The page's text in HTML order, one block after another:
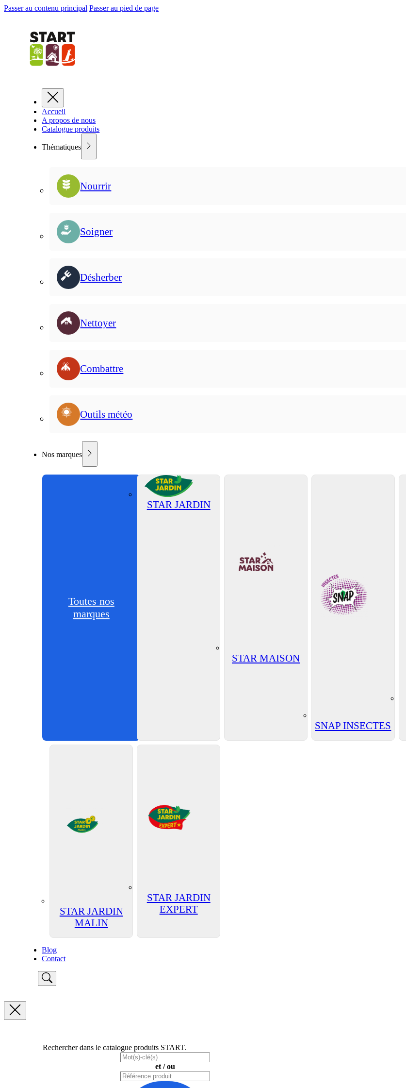
Passer au contenu principal Passer au pied de page
Accueil
A propos de nous
Catalogue produits
Thématiques
Nourrir
Soigner
Désherber
Nettoyer
Combattre
Outils météo
Nos marques
Toutes nos
marques
STAR JARDIN
STAR MAISON
SNAP INSECTES
STAR JARDIN
MALIN
STAR JARDIN
EXPERT
Blog
Contact
Rechercher dans le catalogue produits START.
et / ou